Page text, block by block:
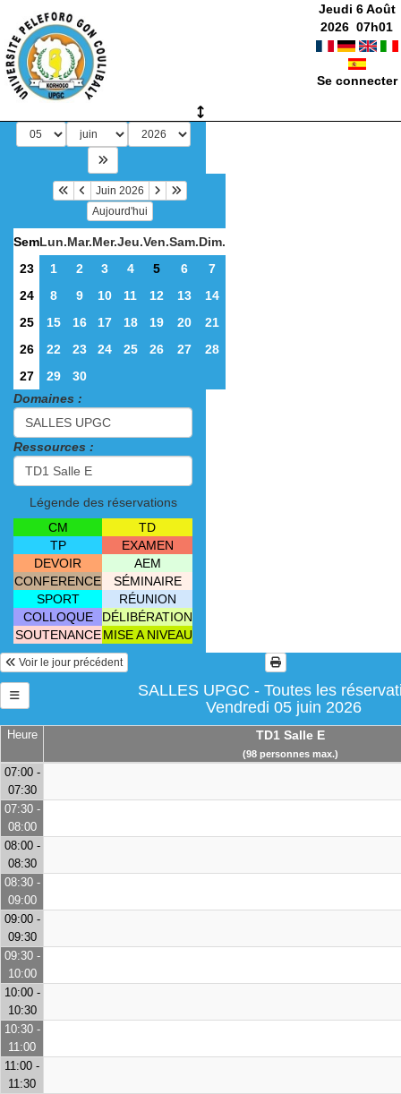
Jeudi 6 Août
2026 07h01
Se connecter
Juin 2026
Aujourd'hui
SemLun.Mar.Mer.Jeu.Ven.Sam.Dim.
23
1 2 3 4 5 6
7
24
8 9 10 11 12 13
14
25
15 16 17 18 19 20
21
26
22 23 24 25 26 27
28
27
29
30
Domaines :
Ressources :
Légende des réservations
CM
TD
TP
EXAMEN
DEVOIR
AEM
CONFERENCE
SÉMINAIRE
SPORT
RÉUNION
COLLOQUE
DÉLIBÉRATION
SOUTENANCE MISE A NIVEAU
Voir le jour précédent
SALLES UPGC - Toutes les
Vendredi 05 juin 2026
Heure TD1 Salle E
(98 personnes max.)
07:00 -
07:30
07:30 -
08:00
08:00 -
08:30
08:30 -
09:00
09:00 -
09:30
09:30 -
10:00
10:00 -
10:30
10:30 -
11:00
11:00 -
11:30